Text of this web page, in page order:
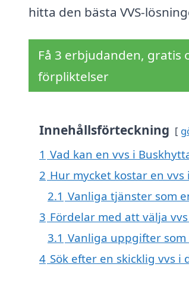
hitta den bästa VVS-
Få 3 erbjudanden, gratis
förpliktelser
Innehållsförteckning
1 Vad kan en vvs i
2 Hur mycket kostar en vvs
2.1 Vanliga tjänster som
3 Fördelar med att välja
3.1 Vanliga uppgifter som
4 Sök efter en skicklig vvs